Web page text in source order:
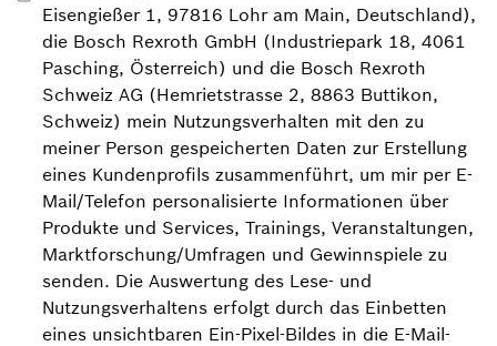
Eisengießer 1, 97816 Lohr am Main, Deutschland),
die Bosch Rexroth GmbH (Industriepark 18, 4061
Pasching, Österreich) und die Bosch Rexroth
Schweiz AG (Hemrietstrasse 2, 8863 Buttikon,
Schweiz) mein Nutzungsverhalten mit den zu
meiner Person gespeicherten Daten zur Erstellung
eines Kundenprofils zusammenführt, um mir per E-
Mail/Telefon personalisierte Informationen über
Produkte und Services, Trainings, Veranstaltungen,
Marktforschung/Umfragen und Gewinnspiele zu
senden. Die Auswertung des Lese- und
Nutzungsverhaltens erfolgt durch das Einbetten
eines unsichtbaren Ein-Pixel-Bildes in die E-Mail-